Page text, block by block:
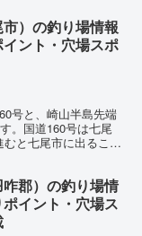
）の釣り場情報
ント・穴場スポ
号と、崎山半島先端
。国道160号は七尾
と七尾市に出ること
郡）の釣り場情
イント・穴場ス